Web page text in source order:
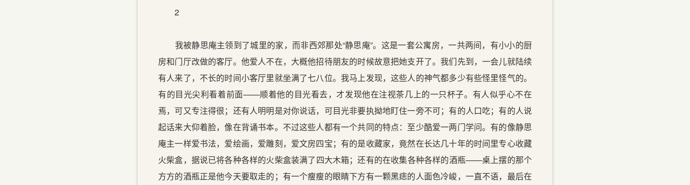
2
我被静思庵主领到了城里的家，而非西郊那处“静思庵”。这是一套公寓房，一共两间，有小小的厨
房和门厅改做的客厅。他爱人不在，大概他招待朋友的时候故意把她支开了。我们先到，一会儿就陆续
有人来了，不长的时间小客厅里就坐满了七八位。我马上发现，这些人的神气都多少有些怪里怪气的。
有的目光尖利看着前面——顺着他的目光看去，才发现他在注视茶几上的一只杯子。有人似乎心不在
焉，可又专注得很；还有人明明是对你说话，可目光非要执拗地盯住一旁不可；有的人口吃；有的人说
起话来大仰着脸，像在背诵书本。不过这些人都有一个共同的特点：至少酷爱一两门学问。有的像静思
庵主一样爱书法，爱绘画，爱雕刻，爱文房四宝；有的是收藏家，竟然在长达几十年的时间里专心收藏
火柴盒，据说已将各种各样的火柴盒装满了四大木箱；还有的在收集各种各样的酒瓶——桌上摆的那个
方方的酒瓶正是他今天要取走的；有一个瘦瘦的眼睛下方有一颗黑痣的人面色冷峻，一直不语，最后在